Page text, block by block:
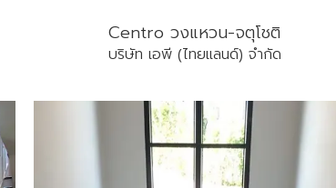
Centro วงแหวน-จตุโชติ
บริษัท เอพี (ไทยแลนด์) จำกัด